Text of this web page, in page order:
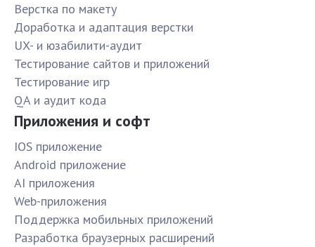
Верстка по макету
Доработка и адаптация верстки
UX- и юзабилити-аудит
Тестирование сайтов и приложений
Тестирование игр
QA и аудит кода
Приложения и софт
IOS приложение
Android приложение
AI приложения
Web-приложения
Поддержка мобильных приложений
Разработка браузерных расширений